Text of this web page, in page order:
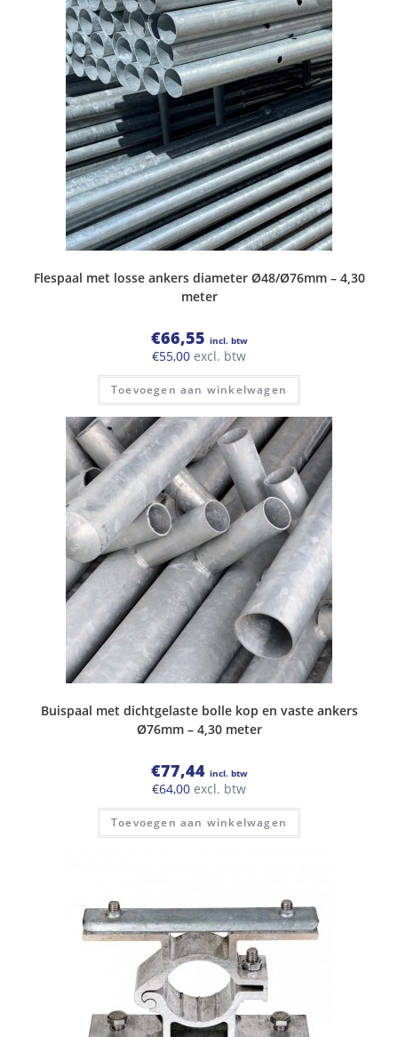
Flespaal met losse ankers diameter Ø48/Ø76mm – 4,30
meter
€66,55 incl. btw
€55,00 excl. btw
Toevoegen aan winkelwagen
Buispaal met dichtgelaste bolle kop en vaste ankers
Ø76mm – 4,30 meter
€77,44 incl. btw
€64,00 excl. btw
Toevoegen aan winkelwagen